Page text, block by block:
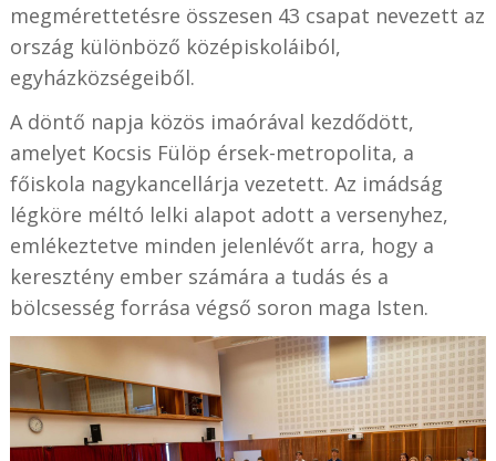
megmérettetésre összesen 43 csapat nevezett az
ország különböző középiskoláiból,
egyházközségeiből.
A döntő napja közös imaórával kezdődött,
amelyet Kocsis Fülöp érsek-metropolita, a
főiskola nagykancellárja vezetett. Az imádság
légköre méltó lelki alapot adott a versenyhez,
emlékeztetve minden jelenlévőt arra, hogy a
keresztény ember számára a tudás és a
bölcsesség forrása végső soron maga Isten.